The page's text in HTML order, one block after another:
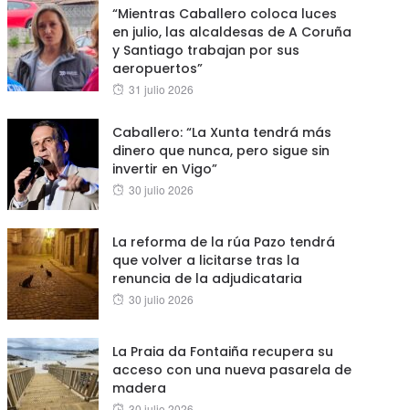
“Mientras Caballero coloca luces
en julio, las alcaldesas de A Coruña
y Santiago trabajan por sus
aeropuertos”
Posted
31 julio 2026
Caballero: “La Xunta tendrá más
dinero que nunca, pero sigue sin
invertir en Vigo”
Posted
30 julio 2026
La reforma de la rúa Pazo tendrá
que volver a licitarse tras la
renuncia de la adjudicataria
Posted
30 julio 2026
La Praia da Fontaiña recupera su
acceso con una nueva pasarela de
madera